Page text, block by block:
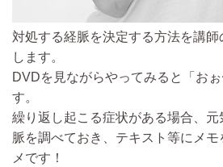
対処する経脈を決定する方法を講
します。
DVDを見ながらやってみると
「お
す。
繰り返し起こる症状がある場合、
脈を調べておき、テキスト等にメ
メです！